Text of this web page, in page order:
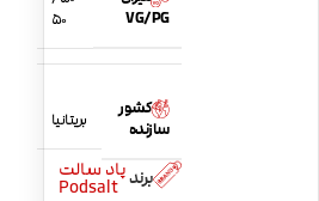
VG/PG
50
کشور
سازنده
بریتانیا
برندپاد سالت
Podsalt